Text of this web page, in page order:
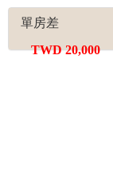
單房差
TWD 20,000